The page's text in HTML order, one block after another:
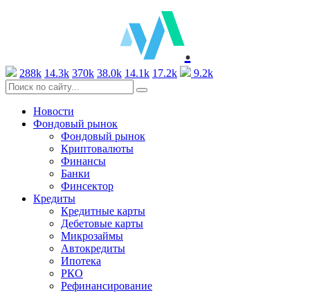
.
288k 14.3k 370k 38.0k 14.1k 17.2k 9.2k
Новости
Фондовый рынок
Фондовый рынок
Криптовалюты
Финансы
Банки
Финсектор
Кредиты
Кредитные карты
Дебетовые карты
Микрозаймы
Автокредиты
Ипотека
РКО
Рефинансирование